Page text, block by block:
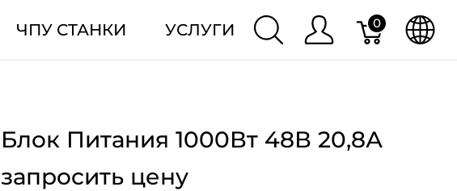
ЧПУ СТАНКИ УСЛУГИ 0
Блок Питания 1000Вт 48В 20,8А
запросить цену